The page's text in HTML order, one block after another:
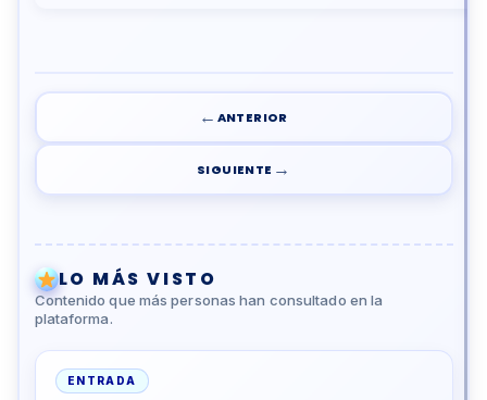
← ANTERIOR
SIGUIENTE →
LO MÁS VISTO
Contenido que más personas han consultado en la
plataforma.
ENTRADA